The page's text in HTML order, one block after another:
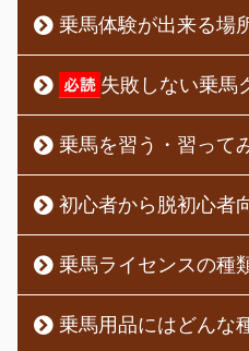
乗馬体験が出来る場
失敗しない乗馬
乗馬を習う・習って
初心者から脱初心者
乗馬ライセンスの種
乗馬用品にはどんな